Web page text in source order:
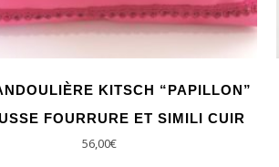
KITSCH “PAPILLON”
FOURRURE ET SIMILI CUIR
56,00€